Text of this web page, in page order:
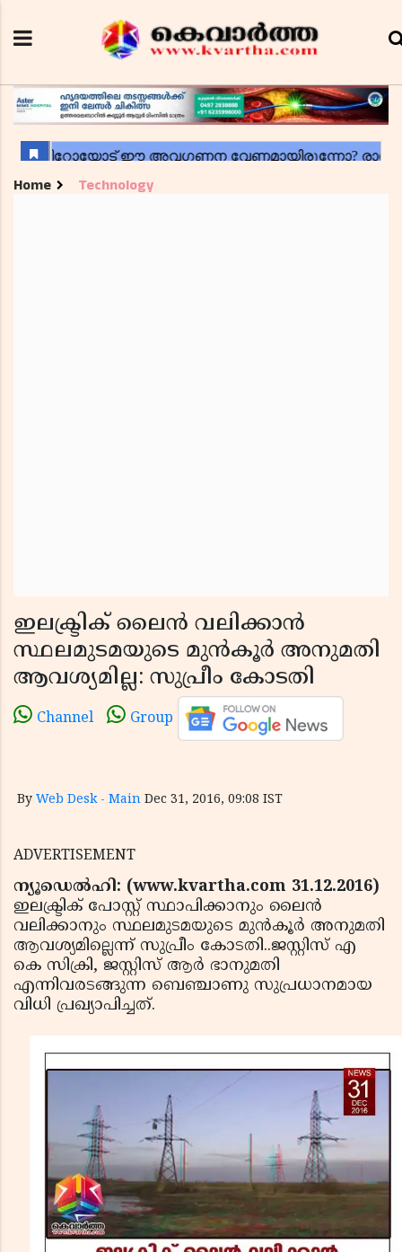
Home Technology
ഇലക്ട്രിക് ലൈൻ വലിക്കാൻ
സ്ഥലമുടമയുടെ മുൻകൂർ അനുമതി
ആവശ്യമില്ല: സുപ്രീം കോടതി
Channel Group
By Web Desk - Main Dec 31, 2016, 09:08 IST
ADVERTISEMENT
ന്യൂഡെൽഹി: (www.kvartha.com 31.12.2016)
ഇലക്ട്രിക് പോസ്റ്റ് സ്ഥാപിക്കാനും ലൈൻ
വലിക്കാനും സ്ഥലമുടമയുടെ മുൻകൂർ അനുമതി
ആവശ്യമില്ലെന്ന് സുപ്രീം കോടതി..ജസ്റ്റിസ് എ
കെ സിക്രി, ജസ്റ്റിസ് ആർ ഭാനുമതി
എന്നിവരടങ്ങുന്ന ബെഞ്ചാണു സുപ്രധാനമായ
വിധി പ്രഖ്യാപിച്ചത്.